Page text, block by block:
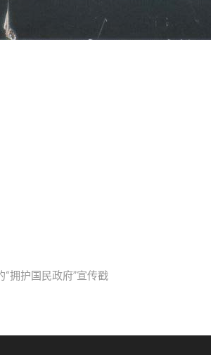
拥护国民政府”宣传戳